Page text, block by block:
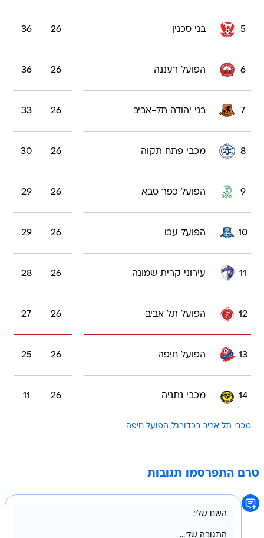
5 בני סכנין 26
36
6 הפועל רעננה 26
36
7 בני יהודה תל-אביב 26
33
8 מכבי פתח תקוה 26
30
9 הפועל כפר סבא 26
29
10 הפועל עכו 26
29
11 עירוני קרית שמונה 26
28
12 הפועל תל אביב 26
27
13 הפועל חיפה 26
25
14 מכבי נתניה 26
11
מכבי תל אביב בכדורגל הפועל חיפה
טרם התפרסמו תגובות